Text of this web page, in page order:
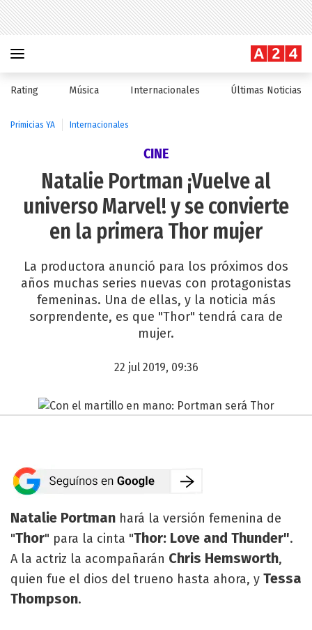
Rating Música Internacionales Últimas Noticias
Primicias YA Internacionales
CINE
Natalie Portman ¡Vuelve al
universo Marvel! y se convierte
en la primera Thor mujer
La productora anunció para los próximos dos
años muchas series nuevas con protagonistas
femeninas. Una de ellas, y la noticia más
sorprendente, es que "Thor" tendrá cara de
mujer.
22 jul 2019, 09:36
Natalie Portman hará la versión femenina de
"Thor" para la cinta "Thor: Love and Thunder".
A la actriz la acompañarán Chris Hemsworth,
quien fue el dios del trueno hasta ahora, y Tessa
Thompson.